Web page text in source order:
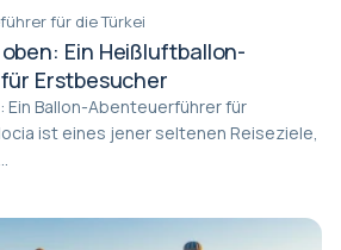
für die Türkei
Ein Heißluftballon-
Erstbesucher
Ein Ballon-Abenteuerführer für